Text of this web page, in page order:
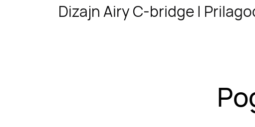
Dizajn Airy C-bridge |